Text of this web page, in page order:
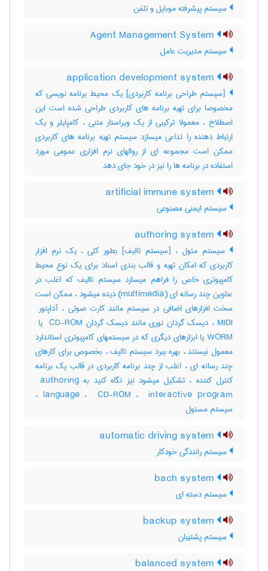
سیستم پیشرفته موبایل و تلفن
سیستم مدیریت عامل
[سیستم طراحی برنامه کاربردی] یک محیط برنامه نویسی که
مخصوصا برای تهیه برنامه های کاربردی طراحی شده است این
اصطلاح ، معمولا ترکیبی از یک ویراستار متنی ، کامپایلر و یک
ارتباط دهنده را تداعی میسازد سیستم تهیه برنامه های کاربردی
ممکن است مجموعه ای از روالهای نرم افزاری عمومی مورد
استفاده در برنامه ها را نیز در خود جای دهد
سیستم ایمنی مصنوعی
سیستم مئول ، [سیستم تالیف] بطور کلی ، یک نرم افزار
کاربردی که امکان تهیه و قالب بندی اسناد برای یک نوع محیط
کامپیوتری خاص را فراهم میسازد سیستم تالیف که اغلب در
عناوین چند رسانه ای (‎multimedia) دیده میشود ، ممکن است
WORM یا ابزارهای دیگری که در سیستمهای کامپیوتری استاندارد
معمول نیستند ، بهره ببرد سیستم تالیف ، بخصوص برای کارهای
چند رسانه ای ، اغلب از چند برنامه کاربردی در قالب یک برنامه
کنترل کننده ، تشکیل میشود نیز نگاه کنید به ‎ authoring
language ، ‎ CD-ROM ، ‎ interactive program ،
سیستم مسئول
سیستم رانندگی خودکار
سیستم دسته ای
سیستم پشتیبان